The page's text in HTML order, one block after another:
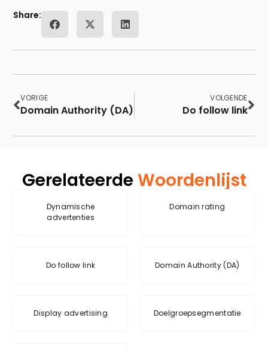
Share:
VORIGE
Domain Authority (DA)
VOLGENDE
Do follow link
Gerelateerde Woordenlijst
Dynamische
advertenties
Domain rating
Do follow link Domain Authority (DA)
Display advertising Doelgroepsegmentatie